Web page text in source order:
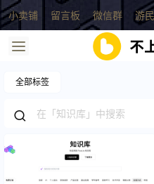
小卖铺 留言板 微信群 游
全部标签